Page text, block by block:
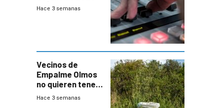
Hace 3 semanas
Vecinos de
Empalme Olmos
no quieren tener
cerca una planta
Hace 3 semanas